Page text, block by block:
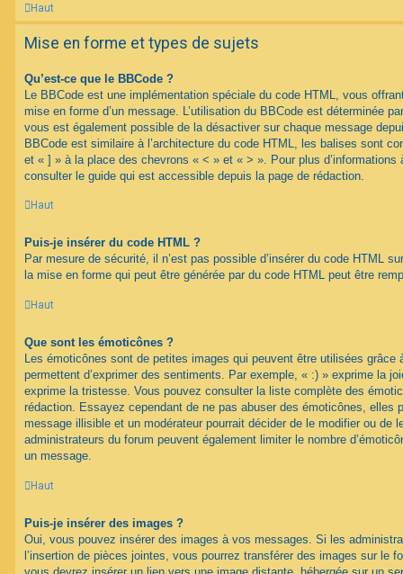
Haut
Mise en forme et types de sujets
Qu’est-ce que le BBCode ?
Le BBCode est une implémentation spéciale du code HTML, vous
mise en forme d’un message. L’utilisation du BBCode est déterminée
vous est également possible de la désactiver sur chaque message
BBCode est similaire à l’architecture du code HTML, les balises sont
et « ] » à la place des chevrons « < » et « > ». Pour plus d’informations
consulter le guide qui est accessible depuis la page de rédaction.
Haut
Puis-je insérer du code HTML ?
Par mesure de sécurité, il n’est pas possible d’insérer du code HTML
la mise en forme qui peut être générée par du code HTML peut être
Haut
Que sont les émoticônes ?
Les émoticônes sont de petites images qui peuvent être utilisées grâce
permettent d’exprimer des sentiments. Par exemple, « :) » exprime la
exprime la tristesse. Vous pouvez consulter la liste complète des
rédaction. Essayez cependant de ne pas abuser des émoticônes, elles
message illisible et un modérateur pourrait décider de le modifier ou de
administrateurs du forum peuvent également limiter le nombre
un message.
Haut
Puis-je insérer des images ?
Oui, vous pouvez insérer des images à vos messages. Si les
l’insertion de pièces jointes, vous pourrez transférer des images sur le